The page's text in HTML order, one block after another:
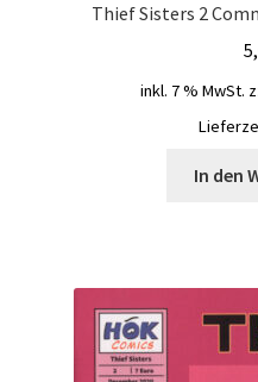
Thief Sisters 2
inkl. 7 % MwSt.
In den